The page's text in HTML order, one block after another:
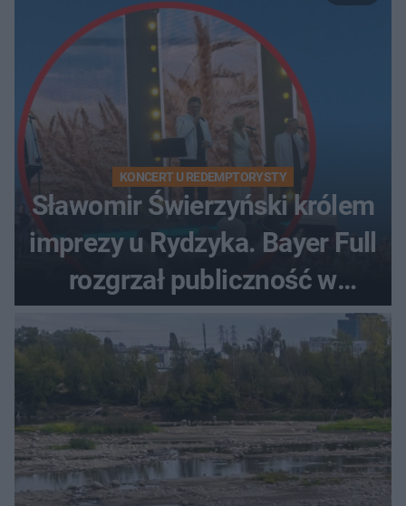
KONCERT U REDEMPTORYSTY
Sławomir Świerzyński królem
imprezy u Rydzyka. Bayer Full
rozgrzał publiczność w
Toruniu